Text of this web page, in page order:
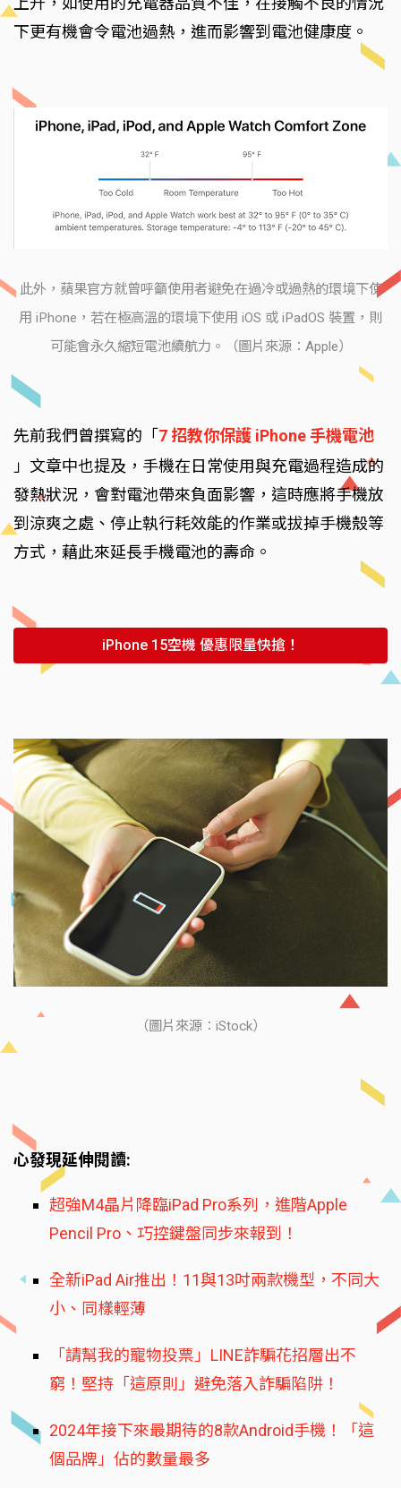
下更有機會令電池過熱，進而影響到電池健康度。
此外，蘋果官方就曾呼籲使用者避免在過冷或過熱的環境下使
用 iPhone，若在極高溫的環境下使用 iOS 或 iPadOS 裝置，則
可能會永久縮短電池續航力。（圖片來源：Apple）
先前我們曾撰寫的「7 招教你保護 iPhone 手機電池
」文章中也提及，手機在日常使用與充電過程造成的
發熱狀況，會對電池帶來負面影響，這時應將手機放
到涼爽之處、停止執行耗效能的作業或拔掉手機殼等
方式，藉此來延長手機電池的壽命。
iPhone 15空機 優惠限量快搶！
（圖片來源：iStock）
心發現延伸閱讀:
超強M4晶片降臨iPad Pro系列，進階Apple
Pencil Pro、巧控鍵盤同步來報到！
全新iPad Air推出！11與13吋兩款機型，不同大
小、同樣輕薄
「請幫我的寵物投票」LINE詐騙花招層出不
窮！堅持「這原則」避免落入詐騙陷阱！
2024年接下來最期待的8款Android手機！「這
個品牌」佔的數量最多